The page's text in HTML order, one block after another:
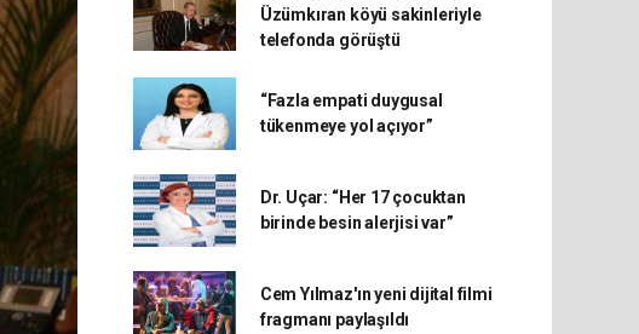
Üzümkıran köyü sakinleriyle
telefonda görüştü
“Fazla empati duygusal
tükenmeye yol açıyor”
Dr. Uçar: “Her 17 çocuktan
birinde besin alerjisi var”
Cem Yılmaz'ın yeni dijital filmi
fragmanı paylaşıldı